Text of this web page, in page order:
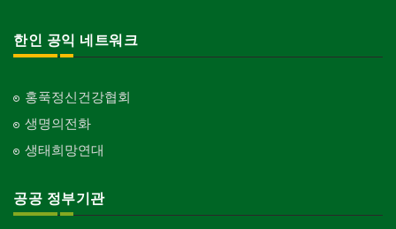
한인 공익 네트워크
홍푹정신건강협회
생명의전화
생태희망연대
공공 정부기관